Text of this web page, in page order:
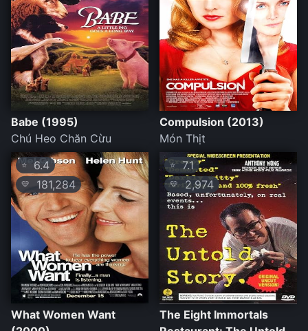
Babe (1995)
Chú Heo Chăn Cừu
Compulsion (2013)
Món Thịt
⭐ 6.4
💛 181,284
What Women Want
⭐ 7.1
💛 2,974
The Eight Immortals